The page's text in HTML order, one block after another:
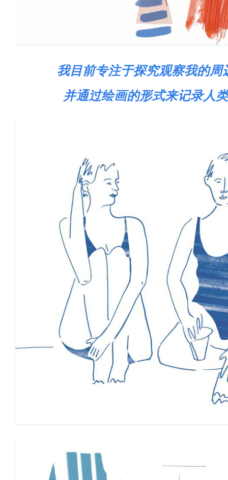
我目前专注于探究观察我的周
并通过绘画的形式来记录人